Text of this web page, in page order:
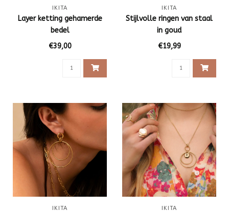
IKITA
Layer ketting gehamerde
bedel
€39,00
IKITA
Stijlvolle ringen van staal
in goud
€19,99
IKITA IKITA